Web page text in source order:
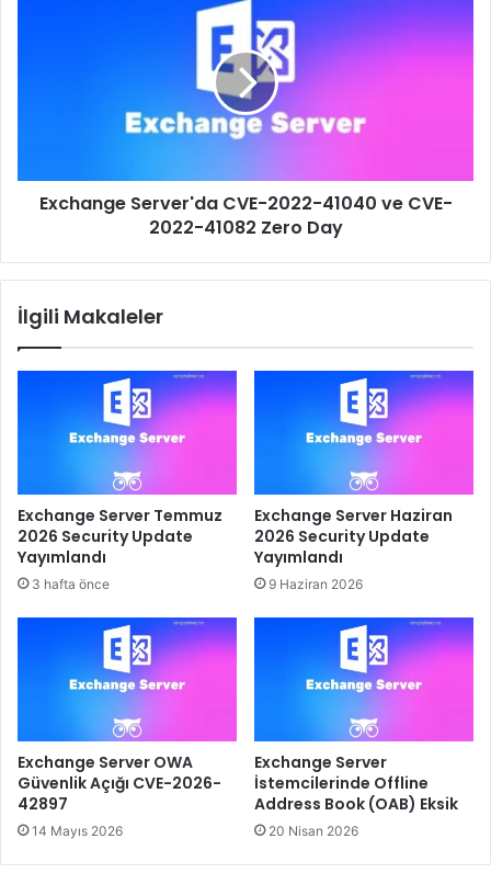
41082
ZeroExchange Server'da CVE-2022-41040 ve CVE-
2022-41082 Zero Day
İlgili Makaleler
Exchange Server Temmuz
2026 Security Update
Yayımlandı
3 hafta önce
Exchange Server Haziran
2026 Security Update
Yayımlandı
9 Haziran 2026
Exchange Server OWA
Güvenlik Açığı CVE-2026-
42897
14 Mayıs 2026
Exchange Server
İstemcilerinde Offline
Address Book (OAB) Eksik
20 Nisan 2026